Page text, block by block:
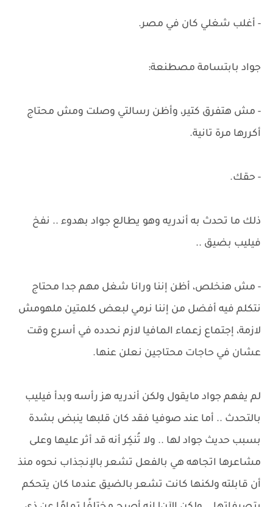
- أغلب شغلي كان في مصر.
جواد بابتسامة مصطنعة:
- مش هتفرق كتير، وأظن رسالتي وصلت ومش محتاج
أكررها مرة تانية.
- حقك.
ذلك ما تحدث به أندريه وهو يطالع جواد بهدوء .. نفخ
فيليب بضيق ..
- مش هنخلص، أظن إننا ورانا شغل مهم جدا محتاج
نتكلم فيه أفضل من إننا نرمي لبعض كلمتين ملهومش
لازمة، إجتماع زعماء المافيا لازم نحدده في أسرع وقت
عشان في حاجات محتاجين نعلن عنها.
لم يفهم جواد مايقول ولكن أندريه هز رأسه وبدأ فيليب
بالتحدث .. أما عند صوفيا فقد كان قلبها ينبض بشدة
بسبب حديث جواد لها .. ولا تُنكِر أنه قد أثر عليها وعلى
مشاعرها اتجاهه هي بالفعل تشعر بالإنجذاب نحوه منذ
أن قابلته ولكنها كانت تشعر بالضيق عندما كان يتحكم